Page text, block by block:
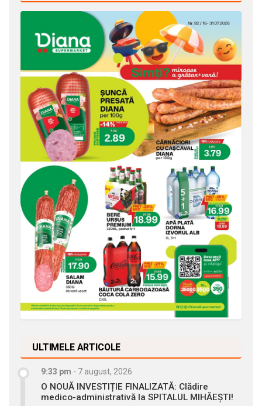
ULTIMELE ARTICOLE
9:33 pm - 7 august, 2026
O NOUĂ INVESTIȚIE FINALIZATĂ: Clădire
medico-administrativă la SPITALUL MIHĂEȘTI!